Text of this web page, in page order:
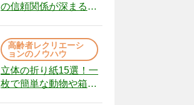
の信頼関係が深まる声
（22）
高齢者レクリエーシ
ョンのノウハウ
立体の折り紙15選！一
枚で簡単な動物や箱、